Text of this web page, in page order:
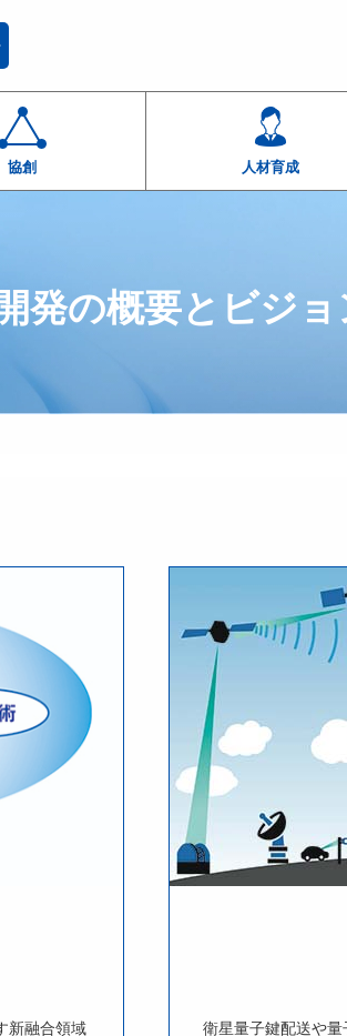
協創 人材育成
発の概要とビジョ
新融合領域
衛星量子鍵配送や